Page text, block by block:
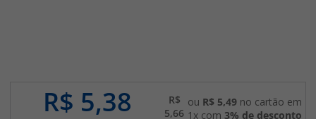
R$ 5,38
R$
5,66
ou R$ 5,49no cartão em
1x com 3% de desconto